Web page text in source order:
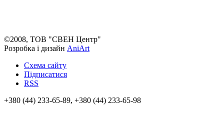
©2008, ТОВ "СВЕН Центр"
Розробка і дизайн AniArt
Схема сайту
Підписатися
RSS
+380 (44) 233-65-89, +380 (44) 233-65-98